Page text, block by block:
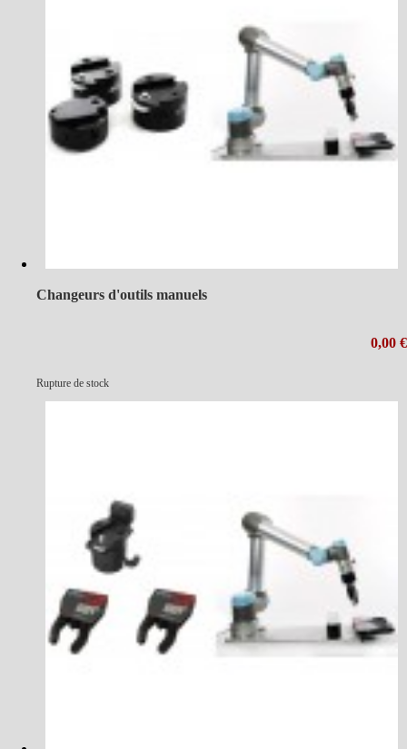
Changeurs d'outils manuels
0,00 €
Rupture de stock